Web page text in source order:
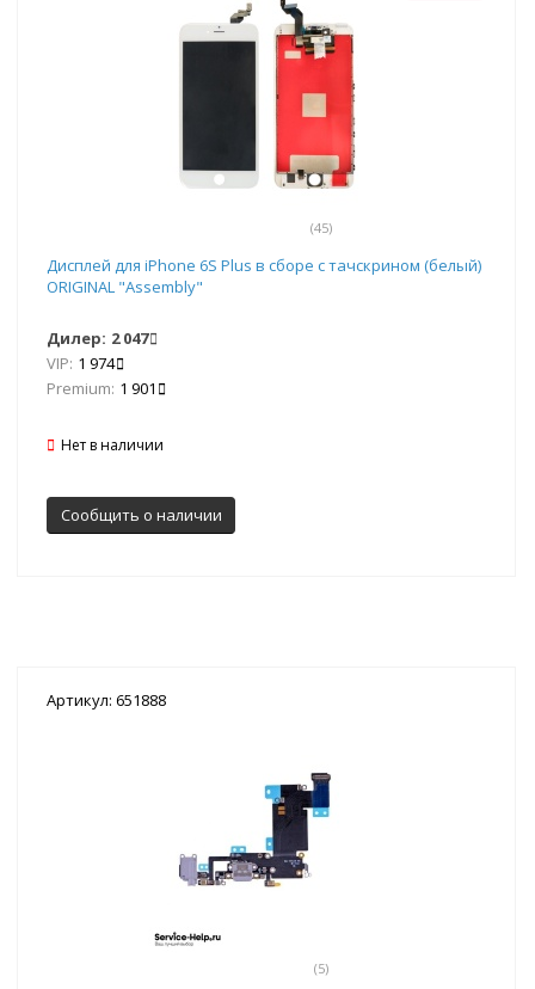
(45)
Дисплей для iPhone 6S Plus в сборе с тачскрином (белый)
ORIGINAL "Assembly"
Дилер: 2 047
VIP: 1 974
Premium: 1 901
Нет в наличии
Сообщить о наличии
Артикул: 651888
(5)